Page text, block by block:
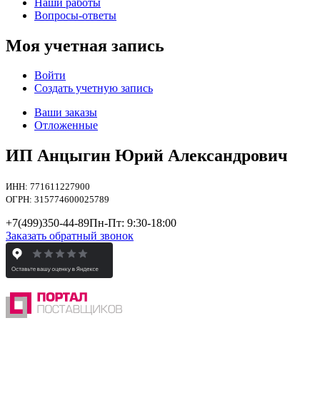
Вопросы-ответы
Моя учетная запись
Войти
Создать учетную запись
Ваши заказы
Отложенные
ИП Анцыгин Юрий Александрович
ИНН: 771611227900
ОГРН: 315774600025789
+7(499)350-44-89Пн-Пт: 9:30-18:00
Заказать обратный звонок